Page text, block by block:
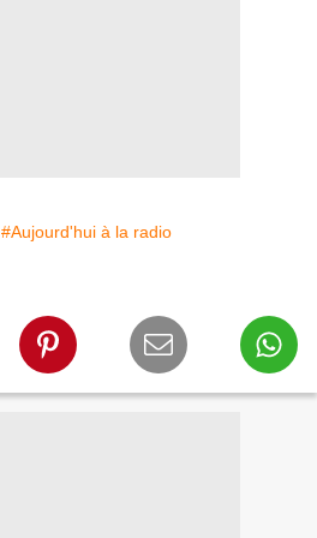
#Aujourd'hui à la radio